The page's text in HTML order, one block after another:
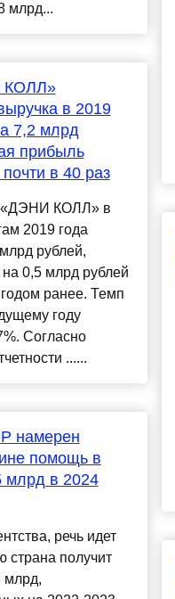
млрд...
в 2019
7,2 млрд
прибыль
в 40 раз
КОЛЛ» в
2019 года
рублей,
0,5 млрд рублей
ранее. Темп
году
Согласно
......
намерен
помощь в
млрд в 2024
речь идет
страна получит
млрд,